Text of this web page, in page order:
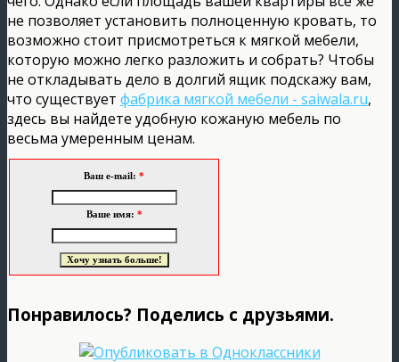
не позволяет установить полноценную кровать, то
возможно стоит присмотреться к мягкой мебели,
которую можно легко разложить и собрать? Чтобы
не откладывать дело в долгий ящик подскажу вам,
что существует фабрика мягкой мебели - saiwala.ru,
здесь вы найдете удобную кожаную мебель по
весьма умеренным ценам.
Ваш e-mail: *
Ваше имя: *
Понравилось? Поделись с друзьями.